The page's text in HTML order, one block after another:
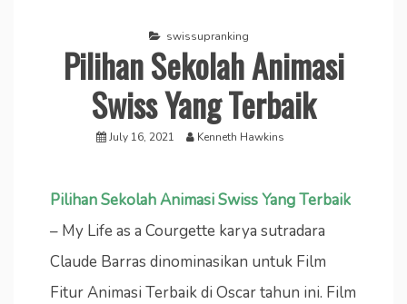
swissupranking
Pilihan Sekolah Animasi
Swiss Yang Terbaik
July 16, 2021 Kenneth Hawkins
Pilihan Sekolah Animasi Swiss Yang Terbaik
– My Life as a Courgette karya sutradara
Claude Barras dinominasikan untuk Film
Fitur Animasi Terbaik di Oscar tahun ini. Film